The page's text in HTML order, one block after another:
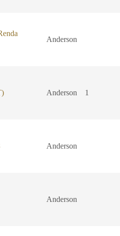
Anderson
Anderson 1
Anderson
Anderson